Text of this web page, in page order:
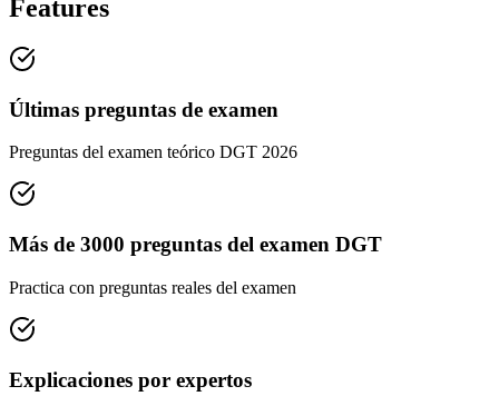
Features
Últimas preguntas de examen
Preguntas del examen teórico DGT 2026
Más de 3000 preguntas del examen DGT
Practica con preguntas reales del examen
Explicaciones por expertos